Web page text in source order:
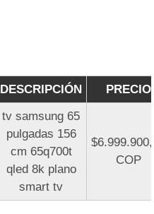
DESCRIPCIÓN PRECIO
tv samsung 65
pulgadas 156
cm 65q700t
qled 8k plano
smart tv
COP